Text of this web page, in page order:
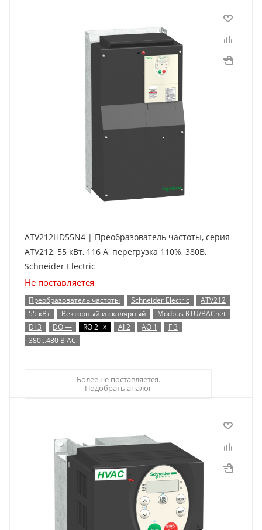
ATV212HD55N4 | Преобразователь частоты, серия
ATV212, 55 кВт, 116 А, перегрузка 110%, 380B,
Schneider Electric
Не поставляется
Преобразователь частоты Schneider Electric
ATV212
55 кВт
Векторный и скалярный
Modbus RTU/BACnet
DI 3
DO — RO 2 x AI 2 AO 1
F 3
380…480 В AC
Более не поставляется.
Подобрать аналог